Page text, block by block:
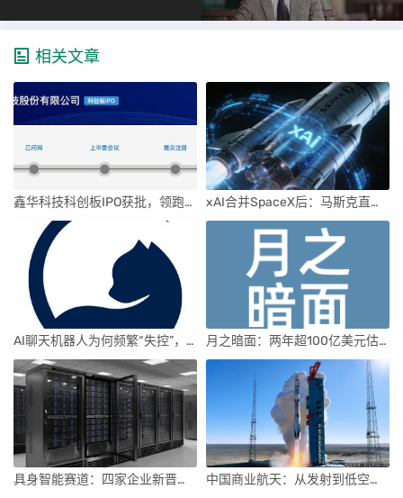
相关文章
鑫华科技科创板IPO获批，领跑国内半导体材料市场 xAI合并SpaceX后：马斯克直接介入，团队压力激增
AI聊天机器人为何频繁“失控”，背后原因及解决方案解析 月之暗面：两年超100亿美元估值，K2.5引领AI新纪元
具身智能赛道：四家企业新晋独角兽，融资竞速背后 中国商业航天：从发射到低空经济，全面加速